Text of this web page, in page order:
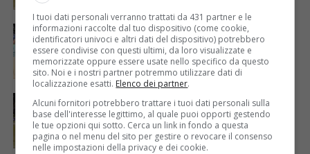
BASKET 3 anni fa
L’OWW Udine si fa sfuggire nel finale la
vittoria a Milano
Vittoria in rimonta per l’OWW Udine che
batte Piacenza
I tuoi dati personali verranno trattati da 431 partner e le
informazioni raccolte dal tuo dispositivo (come cookie,
identificatori univoci e altri dati del dispositivo) potrebbero
essere condivise con questi ultimi, da loro visualizzate e
memorizzate oppure essere usate nello specifico da questo
sito. Noi e i nostri partner potremmo utilizzare dati di
localizzazione esatti. Elenco dei partner.
Alcuni fornitori potrebbero trattare i tuoi dati personali sulla
base dell'interesse legittimo, al quale puoi opporti gestendo
le tue opzioni qui sotto. Cerca un link in fondo a questa
pagina o nel menu del sito per gestire o revocare il consenso
nelle impostazioni della privacy e dei cookie.